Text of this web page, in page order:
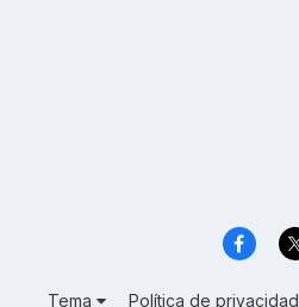
Tema Política de privacidad